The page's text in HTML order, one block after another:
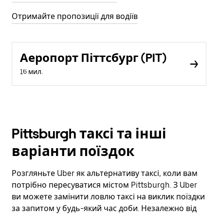
Отримайте пропозиції для водіїв
Аеропорт Піттсбург (PIT)
16 мил.
Pittsburgh таксі та інші
варіанти поїздок
Розгляньте Uber як альтернативу таксі, коли вам
потрібно пересуватися містом Pittsburgh. З Uber
ви можете замінити ловлю таксі на виклик поїздки
за запитом у будь-який час доби. Незалежно від